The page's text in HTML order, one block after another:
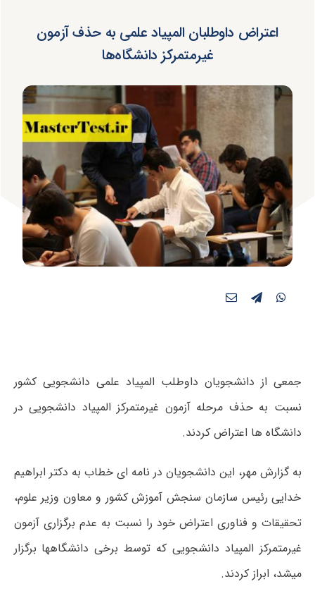
اعتراض داوطلبان المپیاد علمی به حذف آزمون
غیرمتمرکز دانشگاه‌ها
جمعی از دانشجویان داوطلب المپیاد علمی دانشجویی کشور
نسبت به حذف مرحله آزمون غیرمتمرکز المپیاد دانشجویی در
دانشگاه ها اعتراض کردند.
به گزارش مهر، این دانشجویان در نامه ای خطاب به دکتر ابراهیم
خدایی رئیس سازمان سنجش آموزش کشور و معاون وزیر علوم،
تحقیقات و فناوری اعتراض خود را نسبت به عدم برگزاری آزمون
غیرمتمرکز المپیاد دانشجویی که توسط برخی دانشگاهها برگزار
میشد، ابراز کردند.